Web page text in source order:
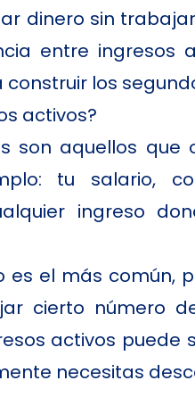
dinero sin
entre ingresos
los
activos?
son aquellos
tu salario,
ingreso
es el más común,
cierto número
activos puede
necesitas